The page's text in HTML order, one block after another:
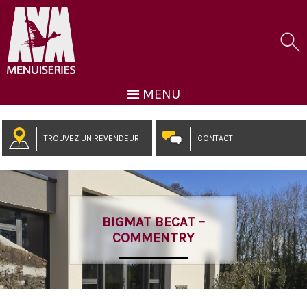
MENU
TROUVEZ UN REVENDEUR CONTACT
BIGMAT BECAT –
COMMENTRY